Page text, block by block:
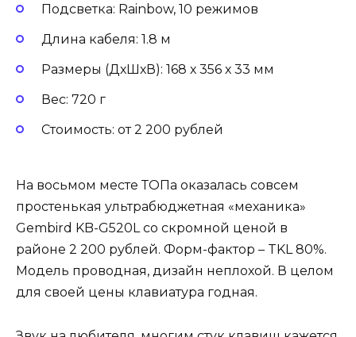
Подсветка: Rainbow, 10 режимов
Длина кабеля: 1.8 м
Размеры (ДхШхВ): 168 х 356 х 33 мм
Вес: 720 г
Стоимость: от 2 200 рублей
На восьмом месте ТОПа оказалась совсем
простенькая ультрабюджетная «механика»
Gembird KB-G520L со скромной ценой в
районе 2 200 рублей. Форм-фактор – TKL 80%.
Модель проводная, дизайн неплохой. В целом
для своей цены клавиатура годная.